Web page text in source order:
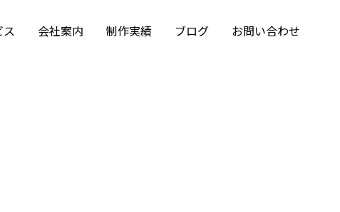
ス 会社案内 制作実績 ブログ お問い合わせ